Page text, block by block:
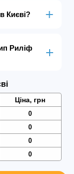
Києві?
Риліф
Ціна, грн
0
0
0
0